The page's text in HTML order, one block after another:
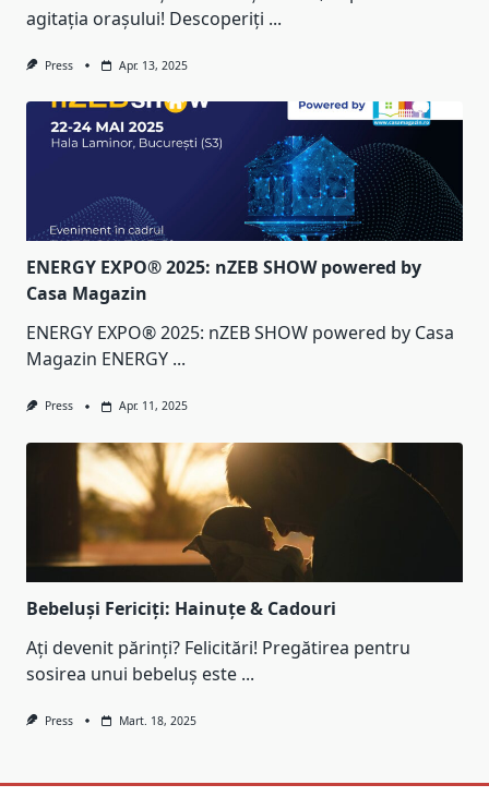
agitația orașului! Descoperiți ...
Press Apr. 13, 2025
ENERGY EXPO® 2025: nZEB SHOW powered by
Casa Magazin
ENERGY EXPO® 2025: nZEB SHOW powered by Casa
Magazin ENERGY ...
Press Apr. 11, 2025
Bebeluși Fericiți: Hainuțe & Cadouri
Ați devenit părinți? Felicitări! Pregătirea pentru
sosirea unui bebeluș este ...
Press Mart. 18, 2025